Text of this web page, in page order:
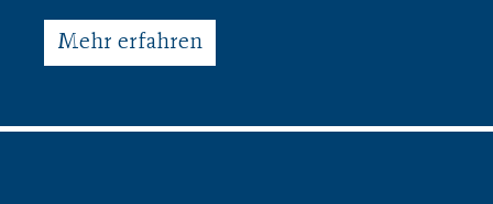
Mehr erfahren